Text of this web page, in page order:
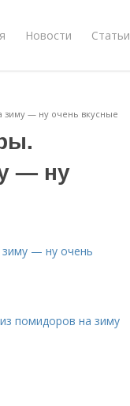
Новости Статьи
— ну очень вкусные
— ну
— ну очень
помидоров на зиму